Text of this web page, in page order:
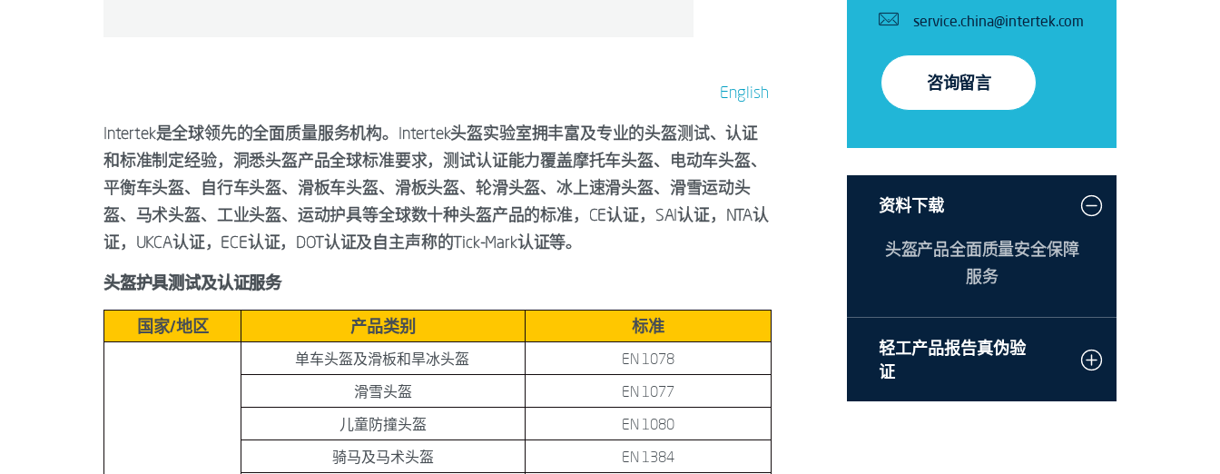
English
Intertek是全球领先的全面质量服务机构。Intertek头盔实验室拥丰富及专业的头盔测试、认证
和标准制定经验，洞悉头盔产品全球标准要求，测试认证能力覆盖摩托车头盔、电动车头盔、
平衡车头盔、自行车头盔、滑板车头盔、滑板头盔、轮滑头盔、冰上速滑头盔、滑雪运动头
盔、马术头盔、工业头盔、运动护具等全球数十种头盔产品的标准，CE认证，SAI认证，NTA认
证，UKCA认证，ECE认证，DOT认证及自主声称的Tick-Mark认证等。
头盔护具测试及认证服务
国家/地区 产品类别 标准
单车头盔及滑板和旱冰头盔
EN 1078
滑雪头盔
EN 1077
儿童防撞头盔
EN 1080
骑马及马术头盔
EN 1384
service.china@intertek.com
咨询留言
资料下载
头盔产品全面质量安全保障
服务
轻工产品报告真伪验
证